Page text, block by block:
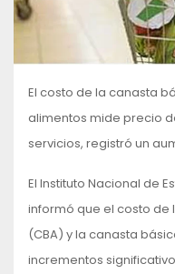
El costo de la canasta
alimentos mide precio
servicios, registró un
El Instituto Nacional de
informó que el costo
(CBA) y la canasta
incrementos